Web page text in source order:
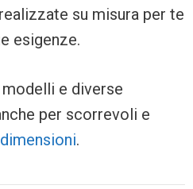
su misura per te
esigenze.
e diverse
per scorrevoli e
.